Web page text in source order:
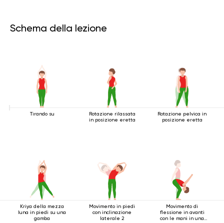
Schema della lezione
Tirando su
Rotazione rilassata
in posizione eretta
Rotazione pelvica in
posizione eretta
Kriya della mezza
luna in piedi su una
gamba
Movimento in piedi
con inclinazione
laterale 2
Movimento di
flessione in avanti
con le mani in una